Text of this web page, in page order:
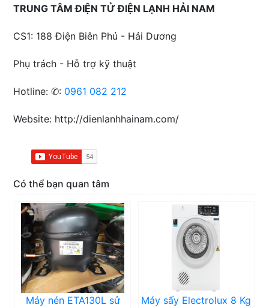
TRUNG TÂM ĐIỆN TỬ ĐIỆN LẠNH HẢI NAM
CS1: 188 Điện Biên Phủ - Hải Dương
Phụ trách - Hỗ trợ kỹ thuật
Hotline: ✆: 0961 082 212
Website: http://dienlanhhainam.com/
Có thể bạn quan tâm
Máy nén ETA130L sử
Máy sấy Electrolux 8 Kg